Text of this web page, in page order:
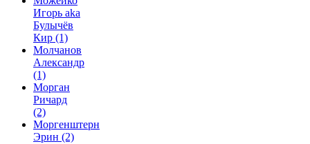
Игорь aka
Булычёв
Кир (1)
Молчанов
Александр
(1)
Морган
Ричард
(2)
Моргенштерн
Эрин (2)